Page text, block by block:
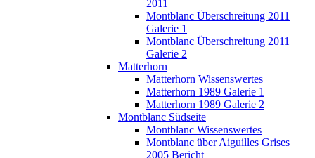
2011
Montblanc Überschreitung 2011
Galerie 1
Montblanc Überschreitung 2011
Galerie 2
Matterhorn
Matterhorn Wissenswertes
Matterhorn 1989 Galerie 1
Matterhorn 1989 Galerie 2
Montblanc Südseite
Montblanc Wissenswertes
Montblanc über Aiguilles Grises
2005 Bericht